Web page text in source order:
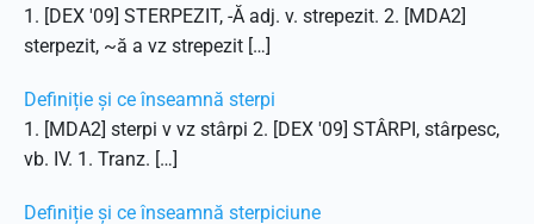
1. [DEX '09] STERPEZIT, -Ă adj. v. strepezit. 2. [MDA2]
sterpezit, ~ă a vz strepezit […]
Definiție și ce înseamnă sterpi
1. [MDA2] sterpi v vz stârpi 2. [DEX '09] STÂRPI, stârpesc,
vb. IV. 1. Tranz. […]
Definiție și ce înseamnă sterpiciune